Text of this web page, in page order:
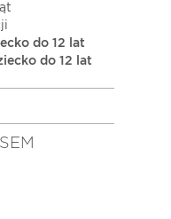
do 12 lat
do 12 lat